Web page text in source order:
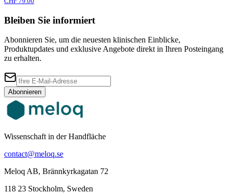
Bleiben Sie informiert
Abonnieren Sie, um die neuesten klinischen Einblicke,
Produktupdates und exklusive Angebote direkt in Ihren Posteingang
zu erhalten.
Abonnieren
Wissenschaft in der Handfläche
contact@meloq.se
Meloq AB, Brännkyrkagatan 72
118 23 Stockholm, Sweden